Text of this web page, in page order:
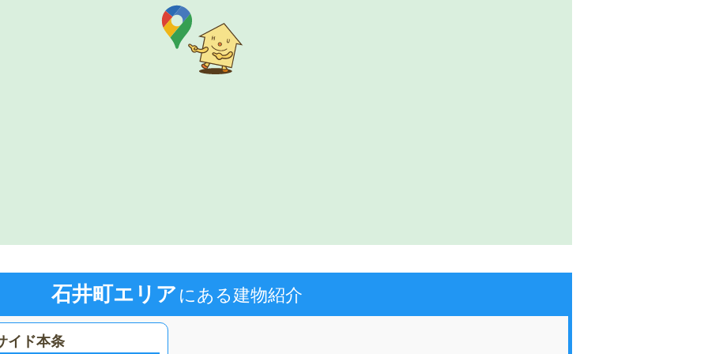
石井町エリア にある建物紹介
イド本条